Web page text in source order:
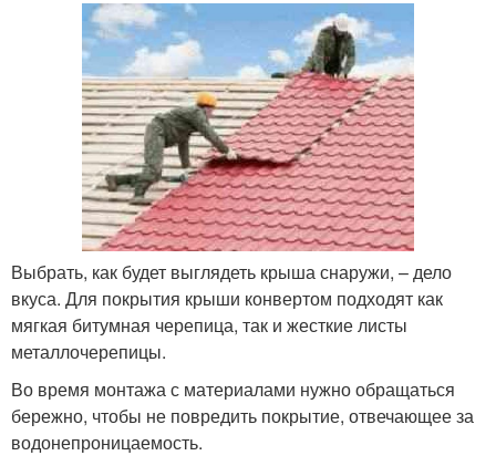
Выбрать, как будет выглядеть крыша снаружи, – дело
вкуса. Для покрытия крыши конвертом подходят как
мягкая битумная черепица, так и жесткие листы
металлочерепицы.
Во время монтажа с материалами нужно обращаться
бережно, чтобы не повредить покрытие, отвечающее за
водонепроницаемость.